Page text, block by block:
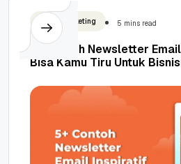
Email Marketing 5 mins read
5+ Contoh Newsletter
Bisa Kamu Tiru Untuk